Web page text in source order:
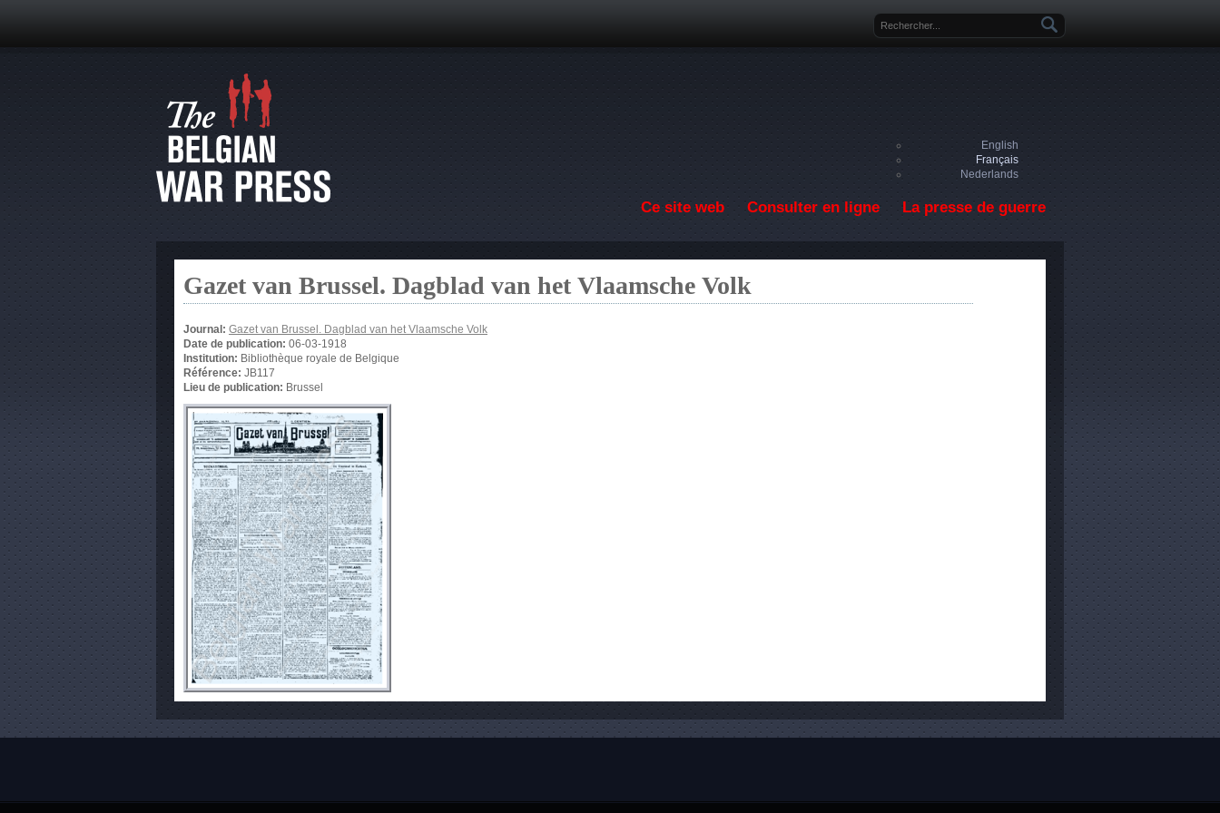
Formulaire de recherche
English
Français
Nederlands
Ce site web Consulter en ligne La presse de guerre
Gazet van Brussel. Dagblad van het Vlaamsche Volk
Journal: Gazet van Brussel. Dagblad van het Vlaamsche Volk
Date de publication: 06-03-1918
Institution: Bibliothèque royale de Belgique
Référence: JB117
Lieu de publication: Brussel